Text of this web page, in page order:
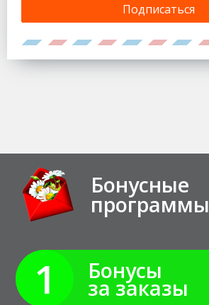
Подписаться
Бонусные
программы
1 Бонусы
за заказы